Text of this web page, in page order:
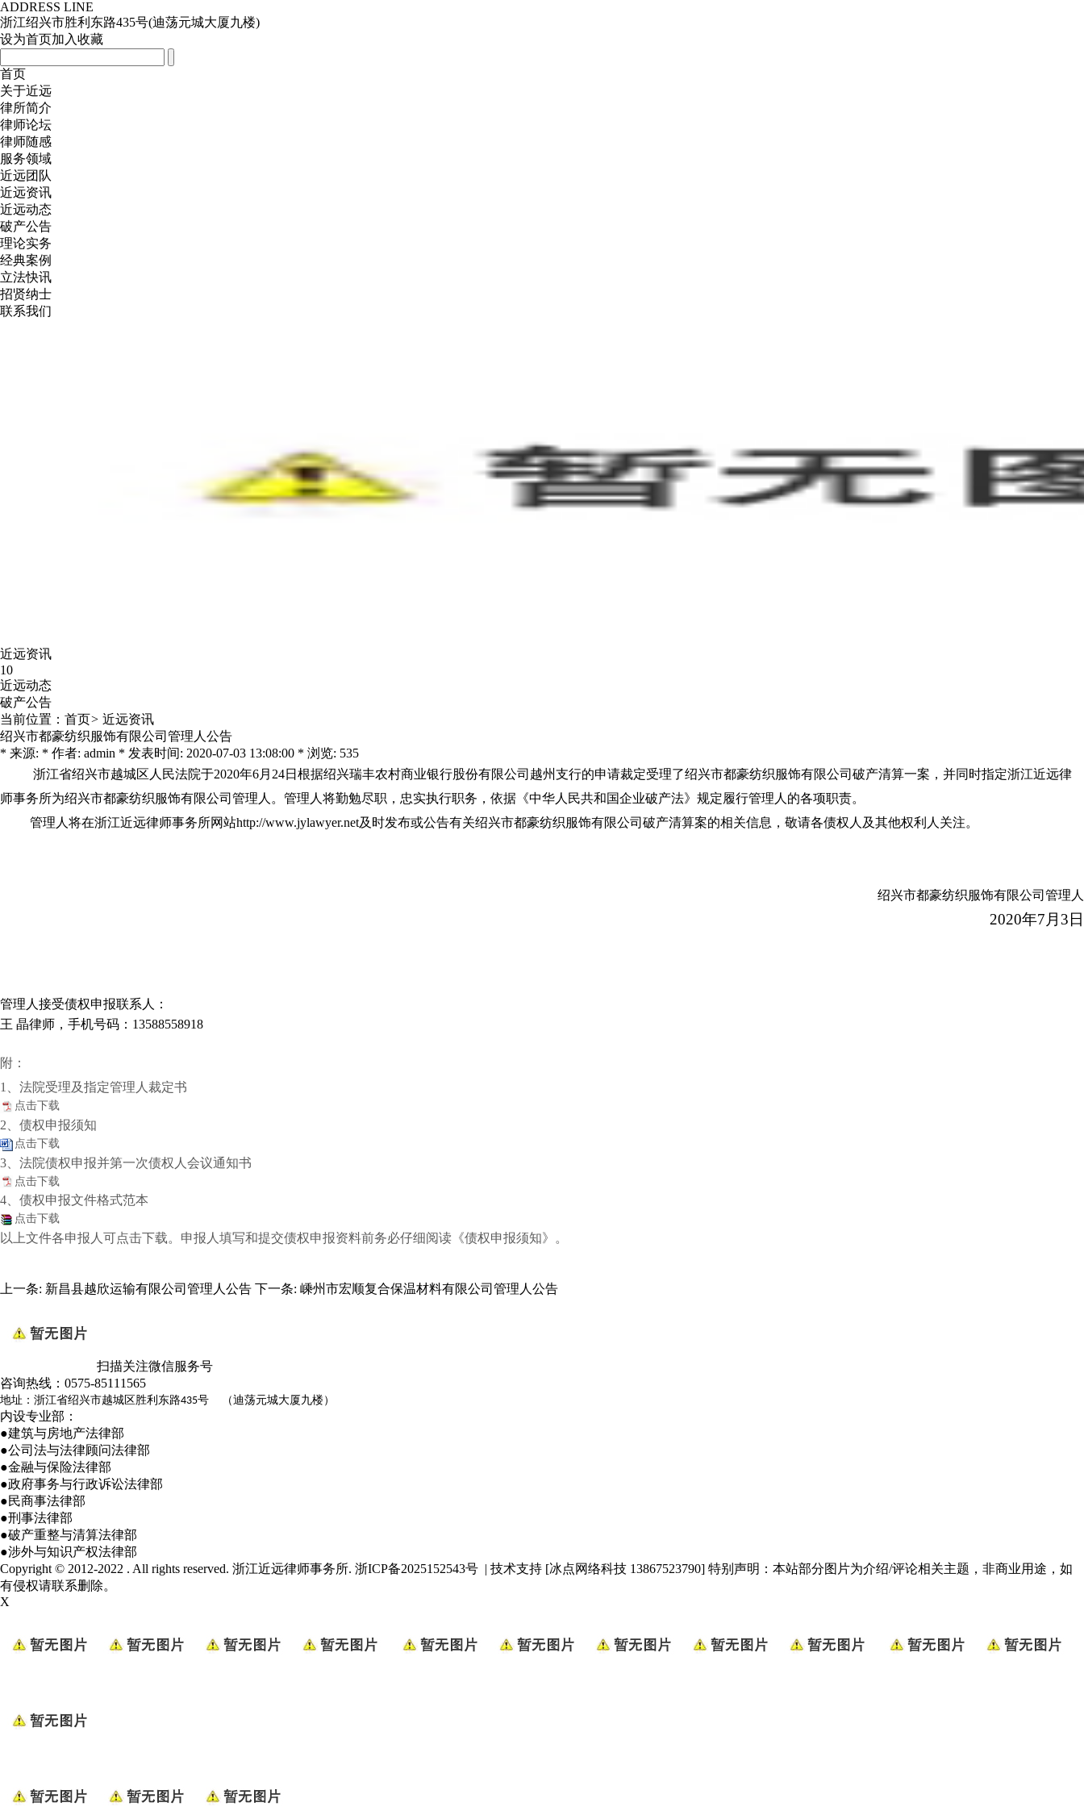
ADDRESS LINE
浙江绍兴市胜利东路435号(迪荡元城大厦九楼)
设为首页加入收藏
首页
关于近远
律所简介
律师论坛
律师随感
服务领域
近远团队
近远资讯
近远动态
破产公告
理论实务
经典案例
立法快讯
招贤纳士
联系我们
近远资讯
10
近远动态
破产公告
当前位置： 首页> 近远资讯
绍兴市都豪纺织服饰有限公司管理人公告
* 来源: * 作者: admin * 发表时间: 2020-07-03 13:08:00 * 浏览: 535
浙江省绍兴市越城区人民法院于2020年6月24日根据绍兴瑞丰农村商业银行股份有限公司越州支行的申请裁定受理了绍兴市都豪纺织服饰有限公司破产清算一案，并同时指定浙江近远律
师事务所为绍兴市都豪纺织服饰有限公司管理人。管理人将勤勉尽职，忠实执行职务，依据《中华人民共和国企业破产法》规定履行管理人的各项职责。
管理人将在浙江近远律师事务所网站http://www.jylawyer.net及时发布或公告有关绍兴市都豪纺织服饰有限公司破产清算案的相关信息，敬请各债权人及其他权利人关注。
绍兴市都豪纺织服饰有限公司管理人
2020年7月3日
管理人接受债权申报联系人：
王 晶律师，手机号码：13588558918
附：
1、法院受理及指定管理人裁定书
点击下载
2、债权申报须知
点击下载
3、法院债权申报并第一次债权人会议通知书
点击下载
4、债权申报文件格式范本
点击下载
以上文件各申报人可点击下载。申报人填写和提交债权申报资料前务必仔细阅读《债权申报须知》。
上一条: 新昌县越欣运输有限公司管理人公告 下一条: 嵊州市宏顺复合保温材料有限公司管理人公告
扫描关注微信服务号
咨询热线： 0575-85111565
地址：浙江省绍兴市越城区胜利东路435号 （迪荡元城大厦九楼）
内设专业部：
●建筑与房地产法律部
●公司法与法律顾问法律部
●金融与保险法律部
●政府事务与行政诉讼法律部
●民商事法律部
●刑事法律部
●破产重整与清算法律部
●涉外与知识产权法律部
Copyright © 2012-2022 . All rights reserved. 浙江近远律师事务所. 浙ICP备2025152543号 | 技术支持 [冰点网络科技 13867523790] 特别声明：本站部分图片为介绍/评论相关主题，非商业用途，如
有侵权请联系删除。
X